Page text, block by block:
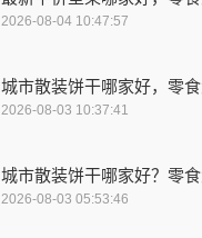
2026-08-04 10:47:57
城市散装饼干哪家好，零
2026-08-03 10:37:41
城市散装饼干哪家好？零
2026-08-03 05:53:46